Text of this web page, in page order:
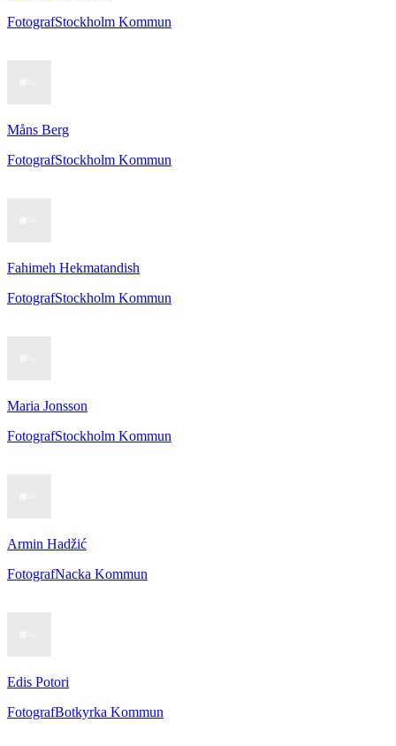
FotografStockholm Kommun
Måns Berg
FotografStockholm Kommun
Fahimeh Hekmatandish
FotografStockholm Kommun
Maria Jonsson
FotografStockholm Kommun
Armin Hadžić
FotografNacka Kommun
Edis Potori
FotografBotkyrka Kommun